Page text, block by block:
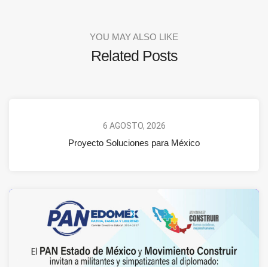
YOU MAY ALSO LIKE
Related Posts
6 AGOSTO, 2026
Proyecto Soluciones para México